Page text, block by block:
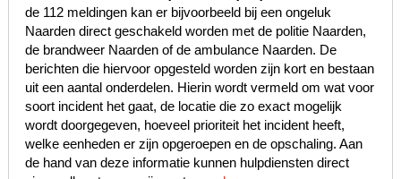
de 112 meldingen kan er bijvoorbeeld bij een ongeluk
Naarden direct geschakeld worden met de politie Naarden,
de brandweer Naarden of de ambulance Naarden. De
berichten die hiervoor opgesteld worden zijn kort en bestaan
uit een aantal onderdelen. Hierin wordt vermeld om wat voor
soort incident het gaat, de locatie die zo exact mogelijk
wordt doorgegeven, hoeveel prioriteit het incident heeft,
welke eenheden er zijn opgeroepen en de opschaling. Aan
de hand van deze informatie kunnen hulpdiensten direct